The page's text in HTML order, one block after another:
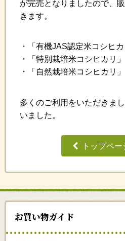
が完売となりましたので、
きます。
・「有機JAS認定米コシヒカ
・「特別栽培米コシヒカリ」
・「自然栽培米コシヒカリ」
多くのご利用をいただきま
いました。
トップペ
お買い物ガイド